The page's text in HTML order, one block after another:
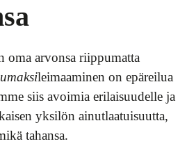
oma arvonsa riippumatta
leimaaminen on epäreilua
siis avoimia erilaisuudelle ja
yksilön ainutlaatuisuutta,
tahansa.